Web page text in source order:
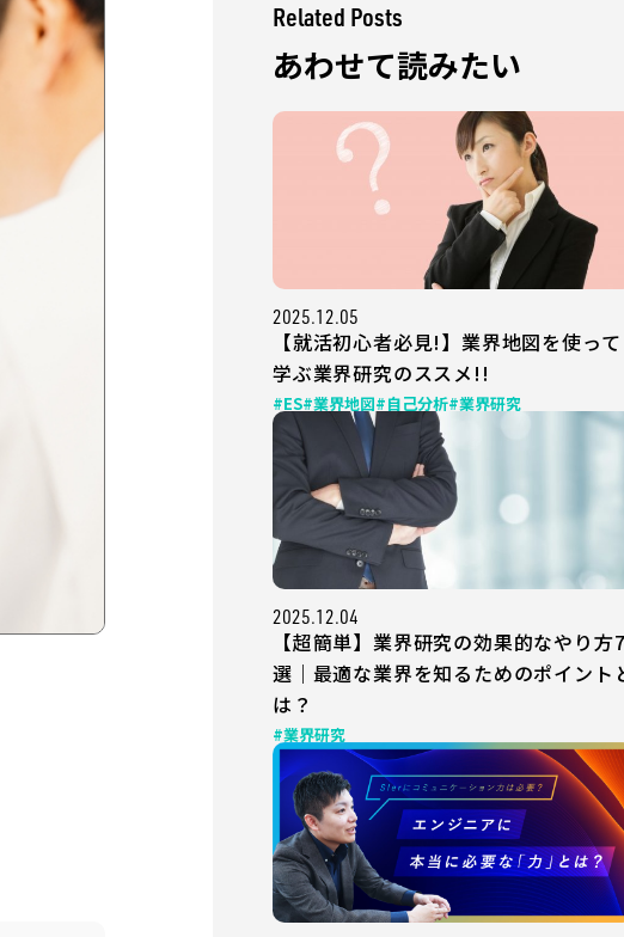
Related Posts
あわせて読みたい
2025.12.05
【就活初心者必見!】業界地図を使って
学ぶ業界研究のススメ!!
#ES#業界地図#自己分析#業界研究
2025.12.04
【超簡単】業界研究の効果的なやり方
選｜最適な業界を知るためのポイント
は？
#業界研究